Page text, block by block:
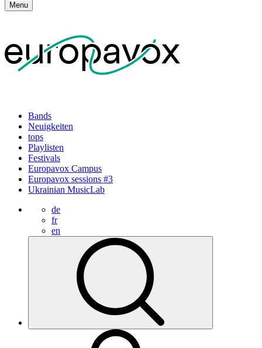
Menu
Bands
Neuigkeiten
tops
Playlisten
Festivals
Europavox Campus
Europavox sessions #3
Ukrainian MusicLab
de
fr
en